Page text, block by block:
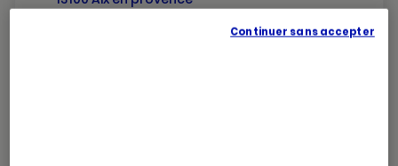
Continuer sans accepter